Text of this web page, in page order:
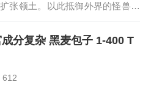
张领土。以此抵御外界的怪兽、
能召唤出强大...
分复杂 黑麦包子 1-400 T
612